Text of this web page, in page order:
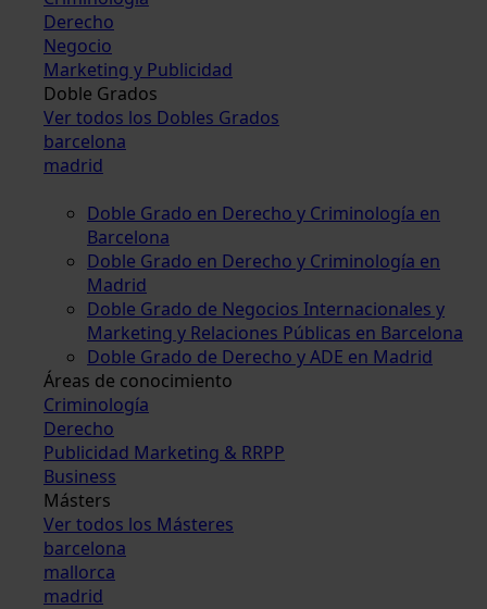
Derecho
Negocio
Marketing y Publicidad
Doble Grados
Ver todos los Dobles Grados
barcelona
madrid
Doble Grado en Derecho y Criminología en
Barcelona
Doble Grado en Derecho y Criminología en
Madrid
Doble Grado de Negocios Internacionales y
Marketing y Relaciones Públicas en Barcelona
Doble Grado de Derecho y ADE en Madrid
Áreas de conocimiento
Criminología
Derecho
Publicidad Marketing & RRPP
Business
Másters
Ver todos los Másteres
barcelona
mallorca
madrid